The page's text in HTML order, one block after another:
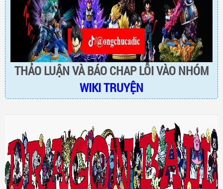
THẢO LUẬN VÀ BÁO CHAP LỖI VÀO NHÓM
WIKI TRUYỆN